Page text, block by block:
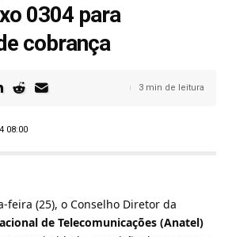
0304 para
cobrança
08:00
3 min de leitura
feira (25), o Conselho Diretor da
de Telecomunicações (Anatel)